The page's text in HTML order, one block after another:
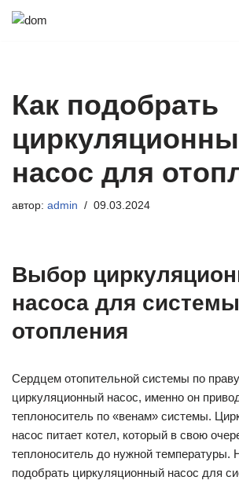
Как подобрать
насос для
автор: admin 09.03.2024
Выбор
насоса для системы
отопления
Сердцем отопительной системы по
циркуляционный насос, именно он
теплоноситель по «венам» системы.
насос питает котел, который в свою
теплоноситель до нужной температуры.
подобрать циркуляционный насос для